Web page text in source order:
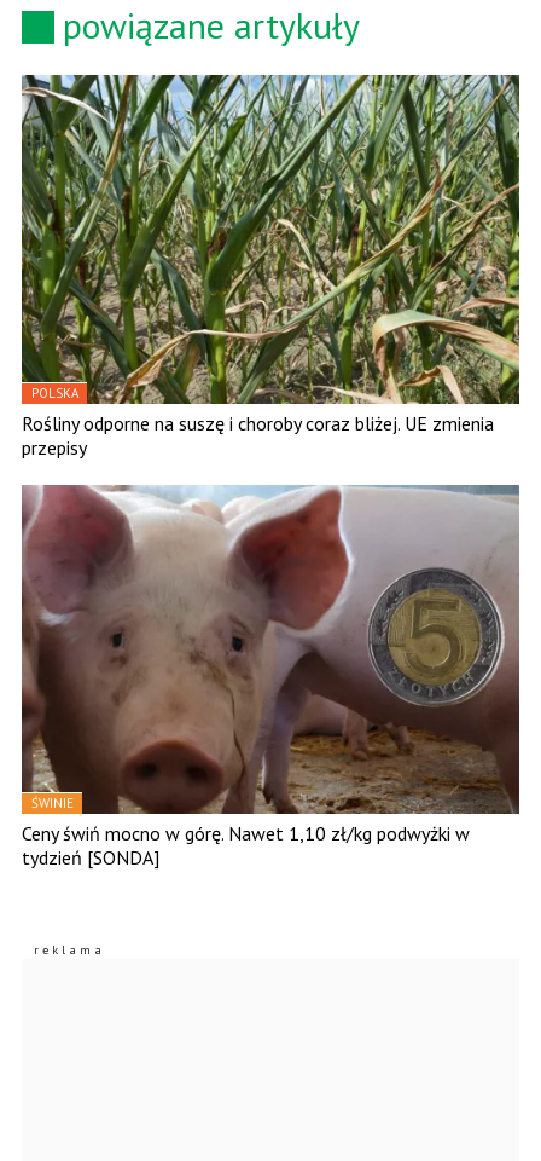
powiązane artykuły
POLSKA
Rośliny odporne na suszę i choroby coraz bliżej. UE zmienia
przepisy
ŚWINIE
Ceny świń mocno w górę. Nawet 1,10 zł/kg podwyżki w
tydzień [SONDA]